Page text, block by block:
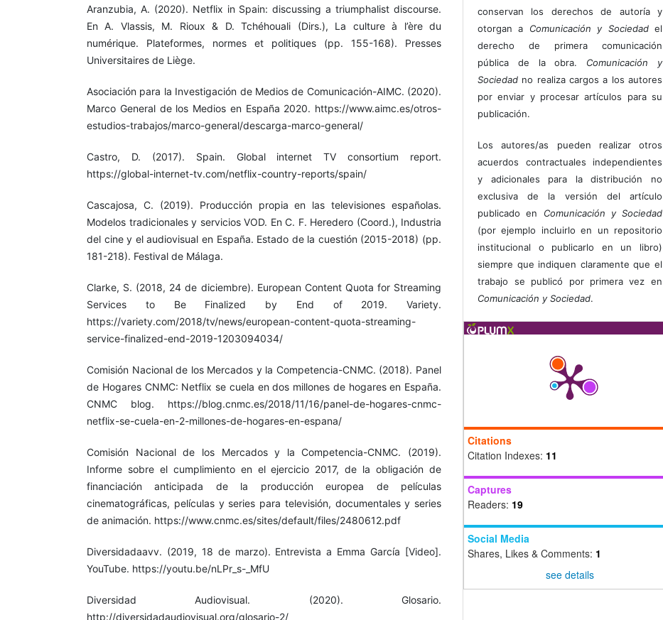
Aranzubia, A. (2020). Netflix in Spain: discussing a triumphalist discourse.
En A. Vlassis, M. Rioux & D. Tchéhouali (Dirs.), La culture à l’ère du
numérique. Plateformes, normes et politiques (pp. 155-168). Presses
Universitaires de Liège.
Asociación para la Investigación de Medios de Comunicación-AIMC. (2020).
Marco General de los Medios en España 2020. https://www.aimc.es/otros-
estudios-trabajos/marco-general/descarga-marco-general/
Castro, D. (2017). Spain. Global internet TV consortium report.
https://global-internet-tv.com/netflix-country-reports/spain/
Cascajosa, C. (2019). Producción propia en las televisiones españolas.
Modelos tradicionales y servicios VOD. En C. F. Heredero (Coord.), Industria
del cine y el audiovisual en España. Estado de la cuestión (2015-2018) (pp.
181-218). Festival de Málaga.
Clarke, S. (2018, 24 de diciembre). European Content Quota for Streaming
Services to Be Finalized by End of 2019. Variety.
https://variety.com/2018/tv/news/european-content-quota-streaming-
service-finalized-end-2019-1203094034/
Comisión Nacional de los Mercados y la Competencia-CNMC. (2018). Panel
de Hogares CNMC: Netflix se cuela en dos millones de hogares en España.
CNMC blog. https://blog.cnmc.es/2018/11/16/panel-de-hogares-cnmc-
netflix-se-cuela-en-2-millones-de-hogares-en-espana/
Comisión Nacional de los Mercados y la Competencia-CNMC. (2019).
Informe sobre el cumplimiento en el ejercicio 2017, de la obligación de
financiación anticipada de la producción europea de películas
cinematográficas, películas y series para televisión, documentales y series
de animación. https://www.cnmc.es/sites/default/files/2480612.pdf
Diversidadaavv. (2019, 18 de marzo). Entrevista a Emma García [Video].
YouTube. https://youtu.be/nLPr_s-_MfU
Diversidad Audiovisual. (2020). Glosario.
http://diversidadaudiovisual.org/glosario-2/
conservan los derechos de autoría y
otorgan a Comunicación y Sociedadel
derecho de primera comunicación
pública de la obra. Comunicación y
Sociedad no realiza cargos a los autores
por enviar y procesar artículos para su
publicación.
Los autores/as pueden realizar otros
acuerdos contractuales independientes
y adicionales para la distribución no
exclusiva de la versión del artículo
publicado en Comunicación y Sociedad
(por ejemplo incluirlo en un repositorio
institucional o publicarlo en un libro)
siempre que indiquen claramente que el
trabajo se publicó por primera vez en
Comunicación y Sociedad.
Citations
Citation Indexes: 11
Captures
Readers: 19
Social Media
Shares, Likes & Comments: 1
see details